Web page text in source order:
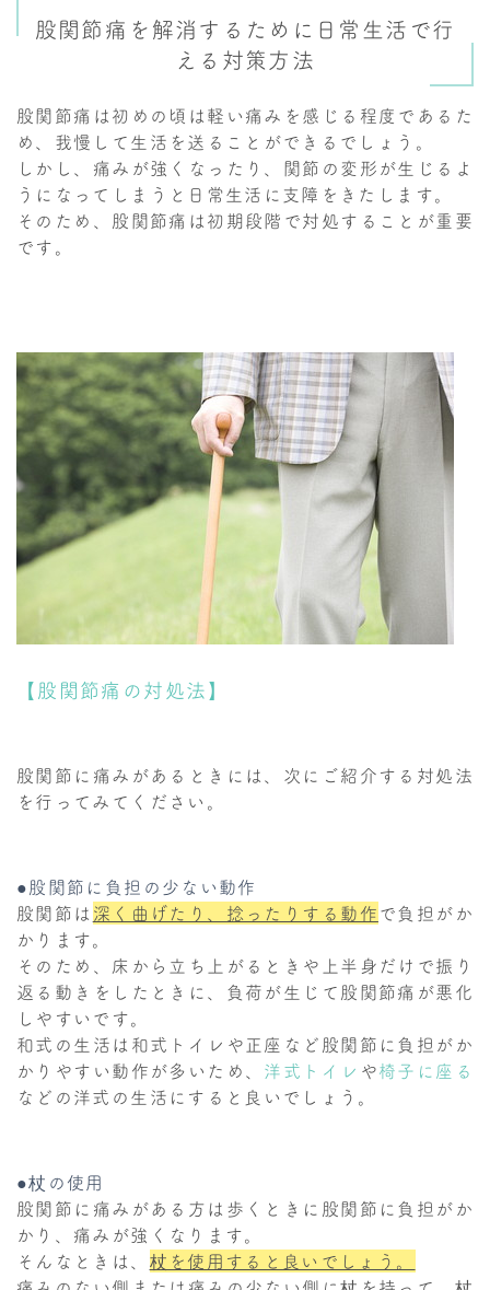
股関節痛を解消するために日常生活で行
える対策方法
股関節痛は初めの頃は軽い痛みを感じる程度であるた
め、我慢して生活を送ることができるでしょう。
しかし、痛みが強くなったり、関節の変形が生じるよ
うになってしまうと日常生活に支障をきたします。
そのため、股関節痛は初期段階で対処することが重要
です。
【股関節痛の対処法】
股関節に痛みがあるときには、次にご紹介する対処法
を行ってみてください。
●股関節に負担の少ない動作
股関節は 深く曲げたり、捻ったりする動作で負担がか
かります。
そのため、床から立ち上がるときや上半身だけで振り
返る動きをしたときに、負荷が生じて股関節痛が悪化
しやすいです。
和式の生活は和式トイレや正座など股関節に負担がか
かりやすい動作が多いため、 洋式トイレ や椅子に座る
などの洋式の生活にすると良いでしょう。
●杖の使用
股関節に痛みがある方は歩くときに股関節に負担がか
かり、痛みが強くなります。
そんなときは、 杖を使用すると良いでしょう。